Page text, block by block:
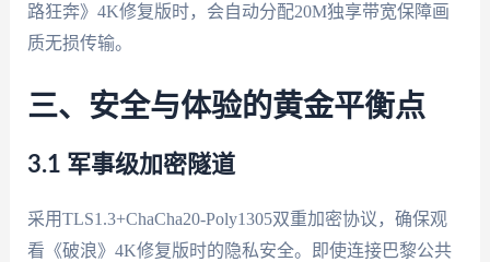
路狂奔》4K修复版时，会自动分配20M独享带宽保障画
质无损传输。
三、安全与体验的黄金平衡点
3.1 军事级加密隧道
采用TLS1.3+ChaCha20-Poly1305双重加密协议，确保观
看《破浪》4K修复版时的隐私安全。即使连接巴黎公共